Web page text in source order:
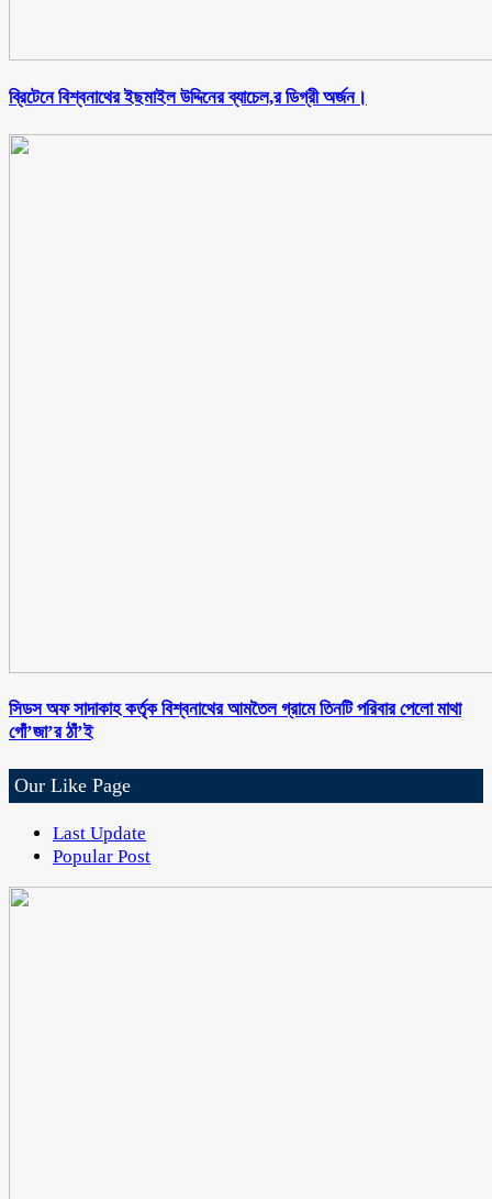
ব্রিটেনে বিশ্বনাথের ইছমাইল উদ্দিনের ব্যাচেল,র ডিগ্রী অর্জন।
সিডস অফ সাদাকাহ কর্তৃক বিশ্বনাথের আমতৈল গ্রামে তিনটি পরিবার পেলো মাথা
গোঁ’জা’র ঠাঁ’ই
Our Like Page
Last Update
Popular Post